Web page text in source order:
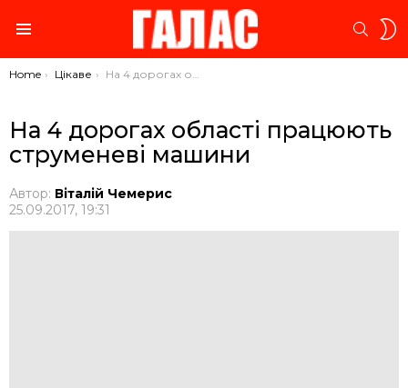
You are here:
Home Цікаве На 4 дорогах області працюють струменеві машини
На 4 дорогах області працюють
струменеві машини
Автор: Віталій Чемерис
25.09.2017, 19:31